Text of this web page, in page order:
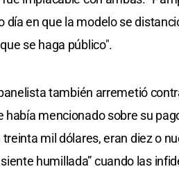
en que la modelo se
se haga público".
también arremetió
había mencionado sobre su
mil dólares, eran diez o
humillada” cuando las